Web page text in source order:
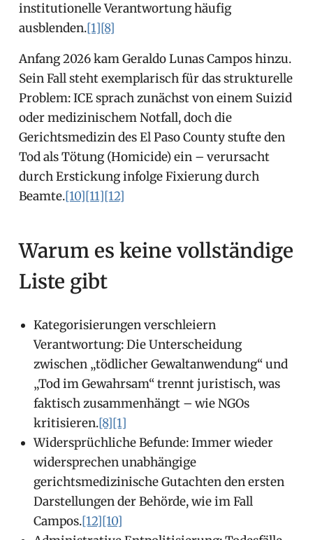
institutionelle Verantwortung häufig
ausblenden.[1][8]
Anfang 2026 kam Geraldo Lunas Campos hinzu.
Sein Fall steht exemplarisch für das strukturelle
Problem: ICE sprach zunächst von einem Suizid
oder medizinischem Notfall, doch die
Gerichtsmedizin des El Paso County stufte den
Tod als Tötung (Homicide) ein – verursacht
durch Erstickung infolge Fixierung durch
Beamte.[10][11][12]
Warum es keine vollständige
Liste gibt
Kategorisierungen verschleiern
Verantwortung: Die Unterscheidung
zwischen „tödlicher Gewaltanwendung“ und
„Tod im Gewahrsam“ trennt juristisch, was
faktisch zusammenhängt – wie NGOs
kritisieren.[8][1]
Widersprüchliche Befunde: Immer wieder
widersprechen unabhängige
gerichtsmedizinische Gutachten den ersten
Darstellungen der Behörde, wie im Fall
Campos.[12][10]